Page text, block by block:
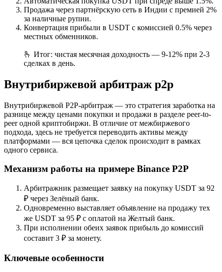
Продажа через партнёрскую сеть в Индии с премией 2%
за наличные рупии.
Конвертация прибыли в USDT с комиссией 0.5% через
местных обменников.
🫰 Итог: чистая месячная доходность — 9-12% при 2-3
сделках в день.
Внутрибиржевой арбитраж p2p
Внутрибиржевой P2P-арбитраж — это стратегия заработка на
разнице между ценами покупки и продажи в разделе peer-to-
peer одной криптобиржи. В отличие от межбиржевого
подхода, здесь не требуется переводить активы между
платформами — вся цепочка сделок происходит в рамках
одного сервиса.
Механизм работы на примере Binance P2P
Арбитражник размещает заявку на покупку USDT за 92
₽ через Зелёный банк.
Одновременно выставляет объявление на продажу тех
же USDT за 95 ₽ с оплатой на Желтый банк.
При исполнении обеих заявок прибыль до комиссий
составит 3 ₽ за монету.
Ключевые особенности